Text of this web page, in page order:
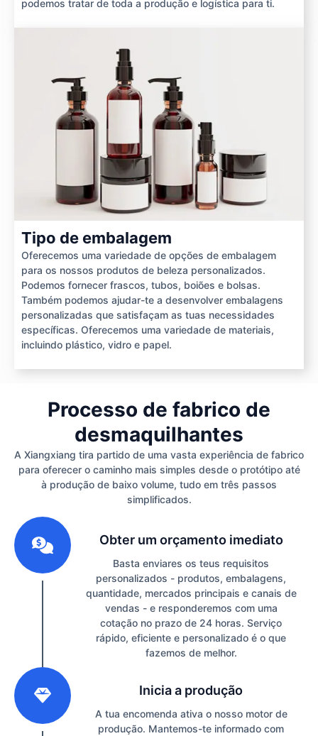
podemos tratar de toda a produção e logística para ti.
Tipo de embalagem
Oferecemos uma variedade de opções de embalagem
para os nossos produtos de beleza personalizados.
Podemos fornecer frascos, tubos, boiões e bolsas.
Também podemos ajudar-te a desenvolver embalagens
personalizadas que satisfaçam as tuas necessidades
específicas. Oferecemos uma variedade de materiais,
incluindo plástico, vidro e papel.
Processo de fabrico de
desmaquilhantes
A Xiangxiang tira partido de uma vasta experiência de fabrico
para oferecer o caminho mais simples desde o protótipo até
à produção de baixo volume, tudo em três passos
simplificados.
Obter um orçamento imediato
Basta enviares os teus requisitos
personalizados - produtos, embalagens,
quantidade, mercados principais e canais de
vendas - e responderemos com uma
cotação no prazo de 24 horas. Serviço
rápido, eficiente e personalizado é o que
fazemos de melhor.
Inicia a produção
A tua encomenda ativa o nosso motor de
produção. Mantemos-te informado com